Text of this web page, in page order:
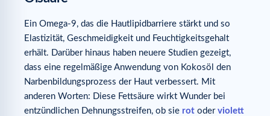
Ein Omega-9, das die Hautlipidbarriere stärkt und so
Elastizität, Geschmeidigkeit und Feuchtigkeitsgehalt
erhält. Darüber hinaus haben neuere Studien gezeigt,
dass eine regelmäßige Anwendung von Kokosöl den
Narbenbildungsprozess der Haut verbessert. Mit
anderen Worten: Diese Fettsäure wirkt Wunder bei
entzündlichen Dehnungsstreifen, ob sie rot oder violett